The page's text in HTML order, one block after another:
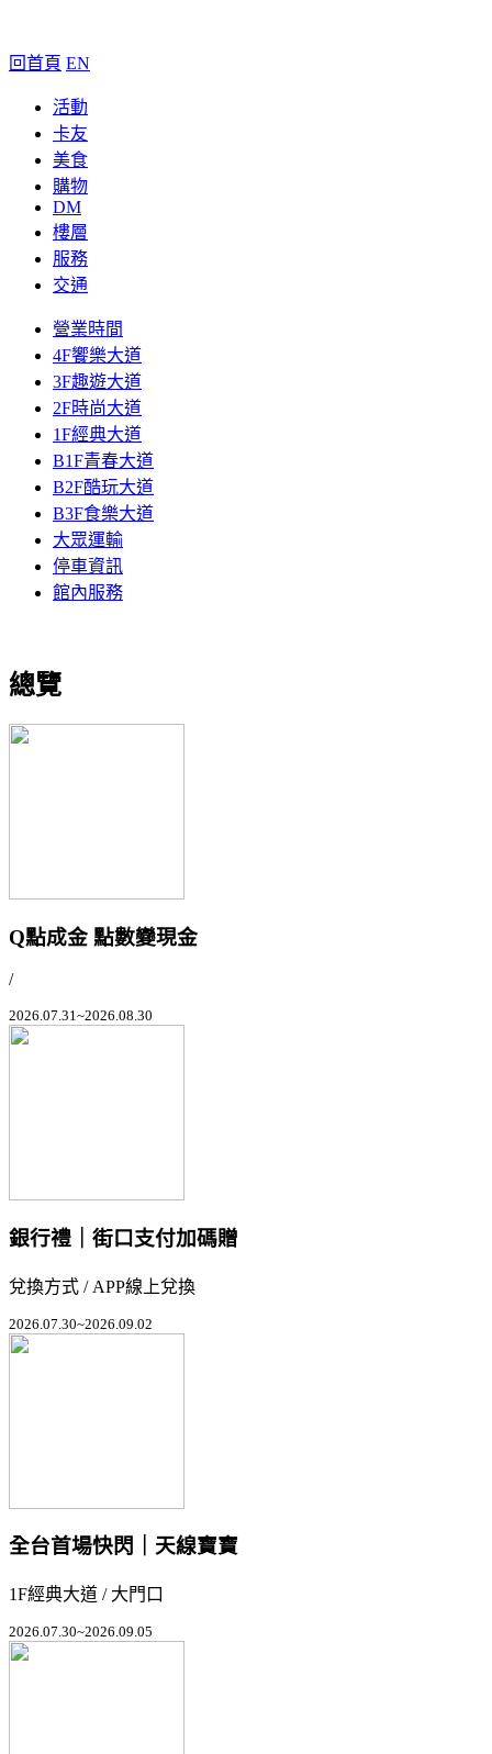
回首頁 EN
活動
卡友
美食
購物
DM
樓層
服務
交通
營業時間
4F饗樂大道
3F趣遊大道
2F時尚大道
1F經典大道
B1F青春大道
B2F酷玩大道
B3F食樂大道
大眾運輸
停車資訊
館內服務
總覽
Q點成金 點數變現金
/
2026.07.31~2026.08.30
銀行禮｜街口支付加碼贈
兌換方式 / APP線上兌換
2026.07.30~2026.09.02
全台首場快閃｜天線寶寶
1F經典大道 / 大門口
2026.07.30~2026.09.05